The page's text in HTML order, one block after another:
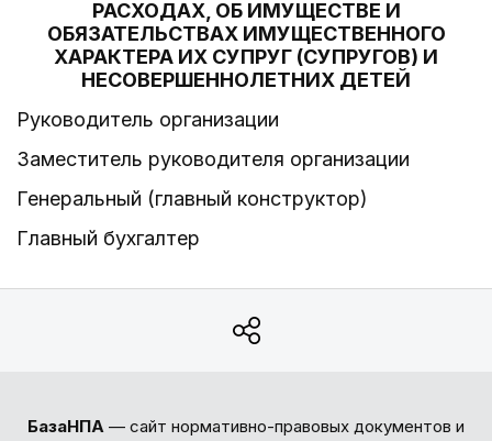
РАСХОДАХ, ОБ ИМУЩЕСТВЕ И
ОБЯЗАТЕЛЬСТВАХ ИМУЩЕСТВЕННОГО
ХАРАКТЕРА ИХ СУПРУГ (СУПРУГОВ) И
НЕСОВЕРШЕННОЛЕТНИХ ДЕТЕЙ
Руководитель организации
Заместитель руководителя организации
Генеральный (главный конструктор)
Главный бухгалтер
БазаНПА — сайт нормативно-правовых документов и